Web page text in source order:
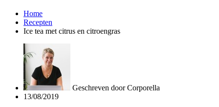
Home
Recepten
Ice tea met citrus en citroengras
Geschreven doorCorporella
13/08/2019